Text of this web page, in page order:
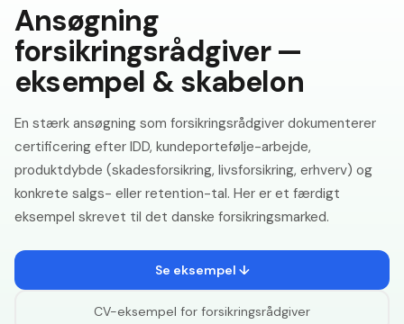
Ansøgning
forsikringsrådgiver —
eksempel & skabelon
En stærk ansøgning som forsikringsrådgiver dokumenterer
certificering efter IDD, kundeportefølje-arbejde,
produktdybde (skadesforsikring, livsforsikring, erhverv) og
konkrete salgs- eller retention-tal. Her er et færdigt
eksempel skrevet til det danske forsikringsmarked.
Se eksempel ↓
CV-eksempel for forsikringsrådgiver